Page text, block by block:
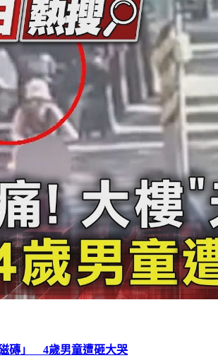
磚」 4歲男童遭砸大哭